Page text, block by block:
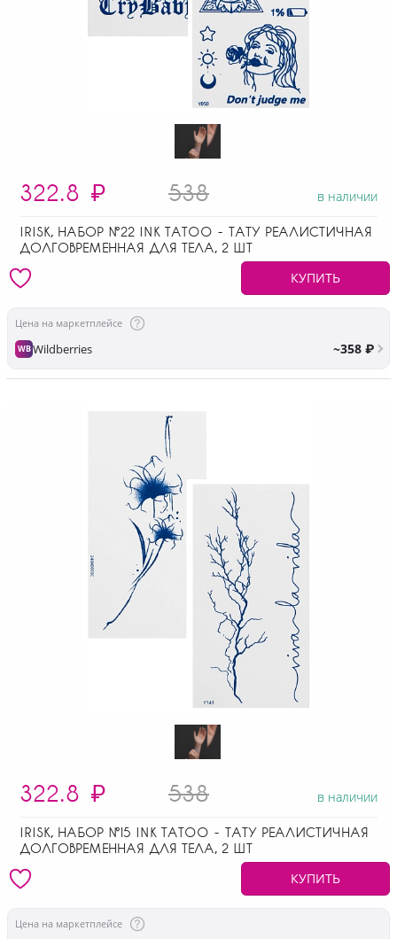
322.8 ₽ 538 в наличии
IRISK, НАБОР №22 INK TATOO - ТАТУ РЕАЛИСТИЧНАЯ
ДОЛГОВРЕМЕННАЯ ДЛЯ ТЕЛА, 2 ШТ
КУПИТЬ
Цена на маркетплейсе
WBWildberries ~358 ₽
322.8 ₽ 538 в наличии
IRISK, НАБОР №15 INK TATOO - ТАТУ РЕАЛИСТИЧНАЯ
ДОЛГОВРЕМЕННАЯ ДЛЯ ТЕЛА, 2 ШТ
КУПИТЬ
Цена на маркетплейсе